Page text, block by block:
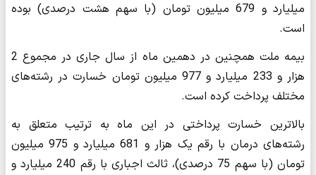
میلیارد و 679 میلیون تومان (با سهم هشت درصدی) بوده
است.
بیمه ملت همچنین در دهمین ماه از سال جاری در مجموع 2
هزار و 233 میلیارد و 977 میلیون تومان خسارت در رشته‌های
مختلف پرداخت کرده است.
بالاترین خسارت پرداختی در این ماه به ترتیب متعلق به
رشته‌های درمان با رقم یک هزار و 681 میلیارد و 975 میلیون
تومان (با سهم 75 درصدی)، ثالث اجباری با رقم 240 میلیارد و